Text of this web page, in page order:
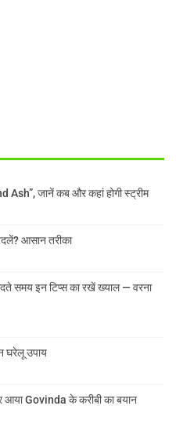
जानें कब और कहां होगी स्ट्रीम
आसान तरीका
समय इन टिप्स का रखें ख्याल — वरना
उपाय
Govinda के करीबी का बयान